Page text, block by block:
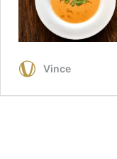
Vince